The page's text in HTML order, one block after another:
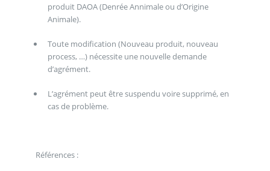
produit DAOA (Denrée Annimale ou d’Origine
Animale).
Toute modification (Nouveau produit, nouveau
process, …) nécessite une nouvelle demande
d’agrément.
L’agrément peut être suspendu voire supprimé, en
cas de problème.
Références :